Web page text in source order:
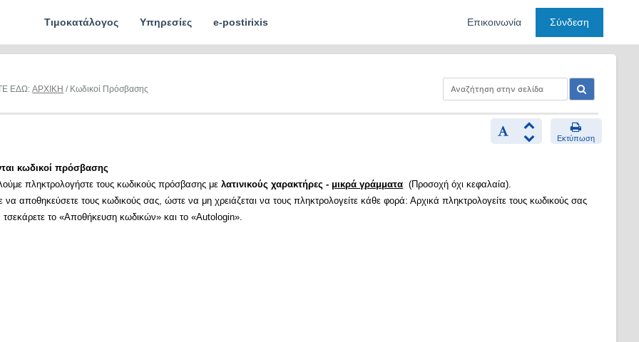
Τιμοκατάλογος Υπηρεσίες e-postirixis Επικοινωνία Σύνδεση
ΕΔΩ:ΑΡΧΙΚΗ / Κωδικοί Πρόσβασης
Εκτύπωση
κωδικοί πρόσβασης
πληκτρολογήστε τους κωδικούς πρόσβασης μελατινικούς χαρακτήρες - μικρά γράμματα (Προσοχή όχι κεφαλαία).
να αποθηκεύσετε τους κωδικούς σας, ώστε να μη χρειάζεται να τους πληκτρολογείτε κάθε φορά: Αρχικά πληκτρολογείτε τους κωδικούς σας
τσεκάρετε το «Αποθήκευση κωδικών» και το «Autologin».